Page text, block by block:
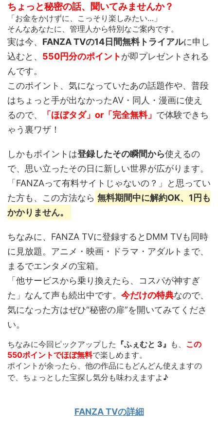
ちょっと秘密の話、聞いてみませんか？
「お金をかけずに、こっそり楽しみたい…」
そんなあなたに、管理人から特別なご案内です。
実は今、 FANZA TVの14日間無料トライアルに申し
込むと、 550円分のポイントが即プレゼントされる
んです。
このポイント、 気になっていたあの話題作や、普段
はちょっと手が出なかったAV・同人・漫画に使え
るので、
「ほぼタダ」or「完全無料」 で体験できち
ゃう裏ワザ！
しかもポイントは登録したその瞬間から使えるの
で、思い立ったその日に新しい世界が広がります。
「FANZAって有料サイトじゃないの？」と思ってい
た方も、この方法なら 無料期間中に解約OK、1円も
かかりません。
ちなみに、FANZA TVに登録するとDMM TVも同時
に見放題。アニメ・映画・ドラマ・アダルトまで、
まるでエンタメの宝箱。
「他サービスから乗り換えたら、コスパが神すぎ
た」なんて声も続出中です。 今だけの特典なので、
気になった方はぜひ“秘密の扉”を開いてみてくださ
い。
ちなみに今回ピックアップした 『ふぇむと 3』 も、 この
550ポイントでほぼ無料で楽しめます。
ポイントが余ったら、他の作品にもどんどん使えますの
で、ちょっとした宝探し気分も味わえますよ♪
FANZA TVの詳細